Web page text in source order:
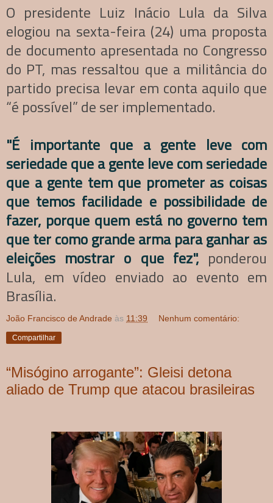
O presidente Luiz Inácio Lula da Silva
elogiou na sexta-feira (24) uma proposta
de documento apresentada no Congresso
do PT, mas ressaltou que a militância do
partido precisa levar em conta aquilo que
“é possível” de ser implementado.
"É importante que a gente leve com
seriedade que a gente leve com seriedade
que a gente tem que prometer as coisas
que temos facilidade e possibilidade de
fazer, porque quem está no governo tem
que ter como grande arma para ganhar as
eleições mostrar o que fez",ponderou
Lula, em vídeo enviado ao evento em
Brasília.
João Francisco de Andrade às 11:39 Nenhum comentário:
Compartilhar
“Misógino arrogante”: Gleisi detona
aliado de Trump que atacou brasileiras